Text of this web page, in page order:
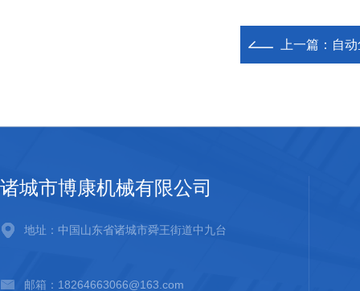
上一篇： 自
诸城市博康机械有限公司
地址：中国山东省诸城市舜王街道中九台
邮箱：18264663066@163.com